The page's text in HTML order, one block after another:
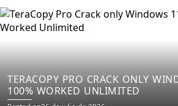
TERACOPY PRO CRACK ONLY
100% WORKED UNLIMITED